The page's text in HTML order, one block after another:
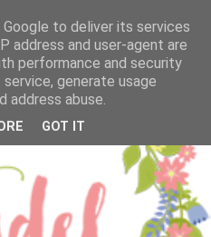
to deliver its services
address and user-agent are
performance and security
generate usage
abuse.
GOT IT